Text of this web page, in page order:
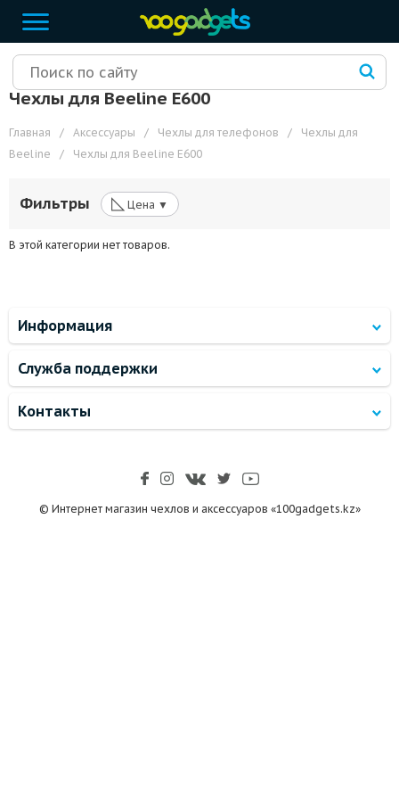
Чехлы для Beeline E600
Главная / Аксессуары / Чехлы для телефонов /
Чехлы для
Beeline
/ Чехлы для Beeline E600
Фильтры ◺ Цена ▼
В этой категории нет товаров.
Информация
Служба поддержки
Контакты
© Интернет магазин чехлов и аксессуаров «100gadgets.kz»